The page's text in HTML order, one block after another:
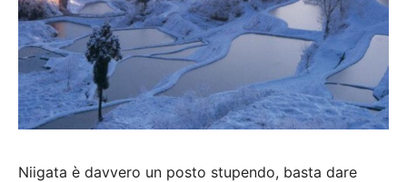
Niigata è davvero un posto stupendo, basta dare